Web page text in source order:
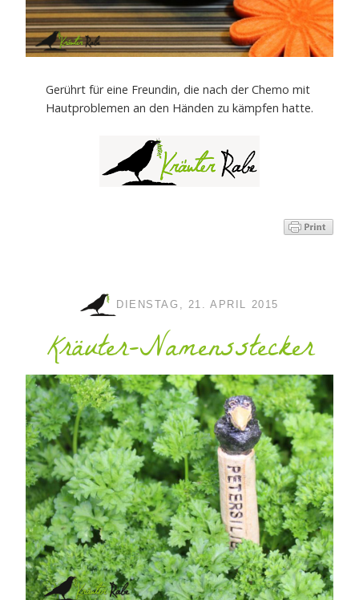
Gerührt für eine Freundin, die nach der Chemo mit
Hautproblemen an den Händen zu kämpfen hatte.
DIENSTAG, 21. APRIL 2015
Kräuter-Namensstecker